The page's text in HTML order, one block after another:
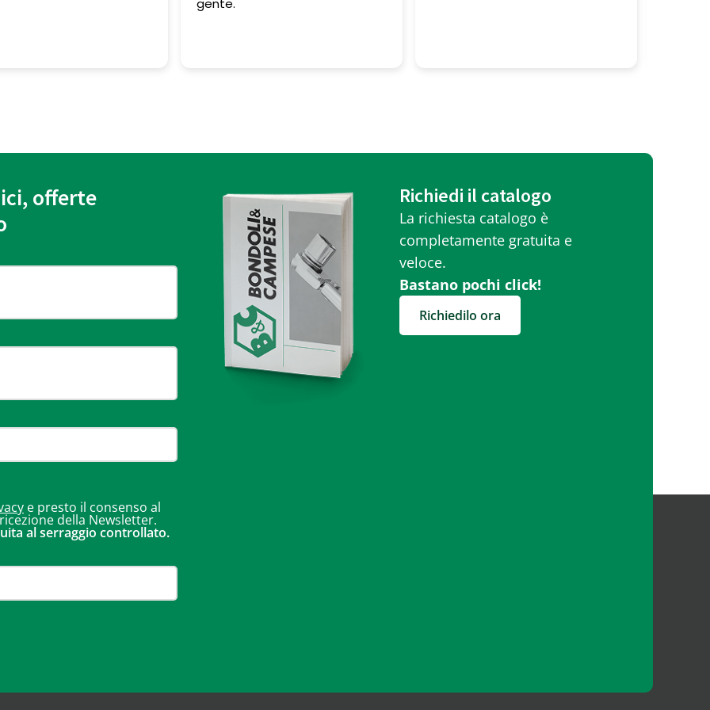
offerte
e presto il consenso al
della Newsletter.
al serraggio controllato.
Richiedi il catalogo
La richiesta catalogo è
completamente gratuita e
veloce.
Bastano pochi click!
Richiedilo ora